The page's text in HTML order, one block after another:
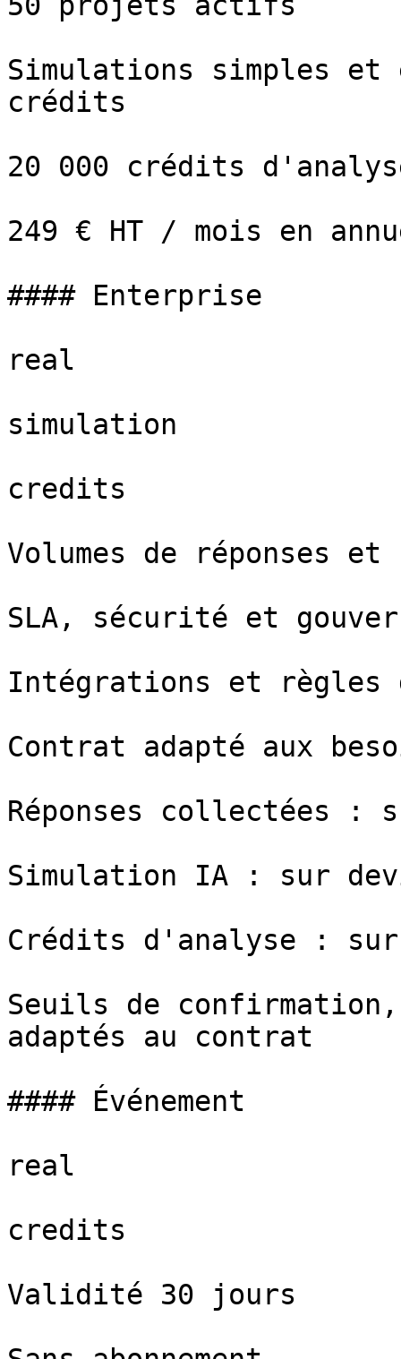
Simulations simples
crédits
20 000 crédits
249 € HT / mois en
#### Enterprise
real
simulation
credits
Volumes de réponses
SLA, sécurité et
Intégrations et règles
Contrat adapté aux
Réponses collectées :
Simulation IA : sur
Crédits d'analyse :
Seuils de
adaptés au contrat
#### Événement
real
credits
Validité 30 jours